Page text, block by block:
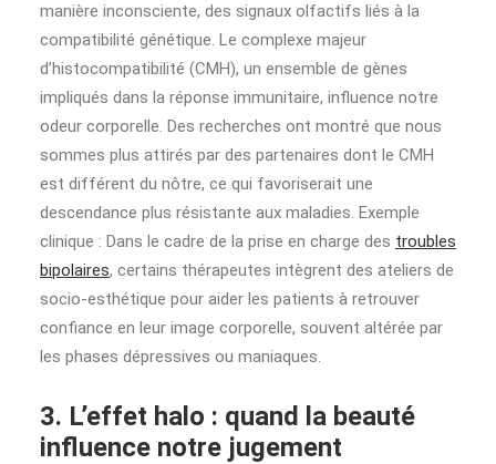
manière inconsciente, des signaux olfactifs liés à la
compatibilité génétique. Le complexe majeur
d’histocompatibilité (CMH), un ensemble de gènes
impliqués dans la réponse immunitaire, influence notre
odeur corporelle. Des recherches ont montré que nous
sommes plus attirés par des partenaires dont le CMH
est différent du nôtre, ce qui favoriserait une
descendance plus résistante aux maladies. Exemple
clinique : Dans le cadre de la prise en charge des troubles
bipolaires, certains thérapeutes intègrent des ateliers de
socio-esthétique pour aider les patients à retrouver
confiance en leur image corporelle, souvent altérée par
les phases dépressives ou maniaques.
3. L’effet halo : quand la beauté
influence notre jugement